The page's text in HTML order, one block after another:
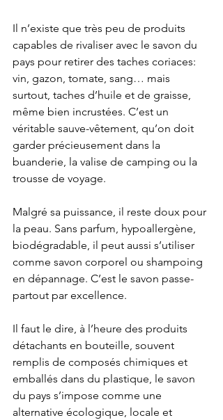
Il n’existe que très peu de produits
capables de rivaliser avec le savon du
pays pour retirer des taches coriaces:
vin, gazon, tomate, sang… mais
surtout, taches d’huile et de graisse,
même bien incrustées. C’est un
véritable sauve-vêtement, qu’on doit
garder précieusement dans la
buanderie, la valise de camping ou la
trousse de voyage.
Malgré sa puissance, il reste doux pour
la peau. Sans parfum, hypoallergène,
biodégradable, il peut aussi s’utiliser
comme savon corporel ou shampoing
en dépannage. C’est le savon passe-
partout par excellence.
Il faut le dire, à l’heure des produits
détachants en bouteille, souvent
remplis de composés chimiques et
emballés dans du plastique, le savon
du pays s’impose comme une
alternative écologique, locale et